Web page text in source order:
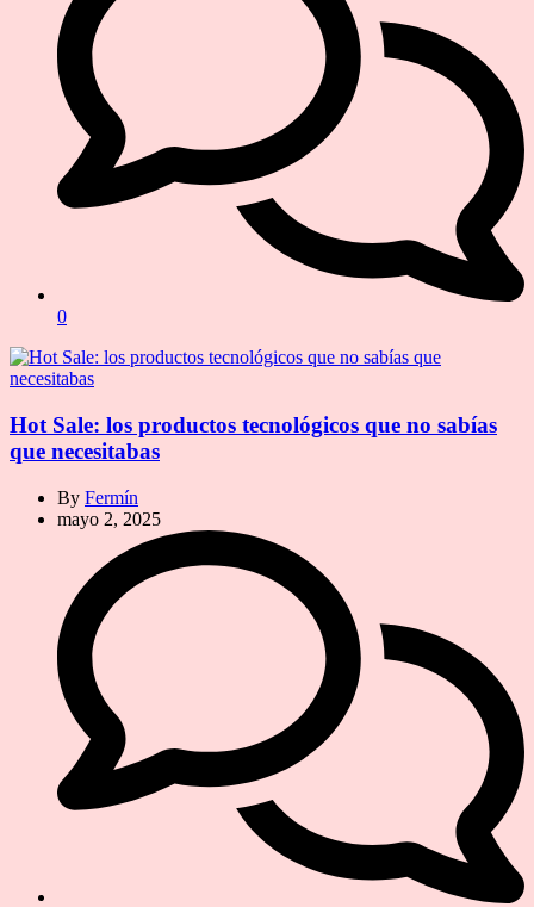
0
Hot Sale: los productos tecnológicos que no sabías
que necesitabas
By Fermín
mayo 2, 2025